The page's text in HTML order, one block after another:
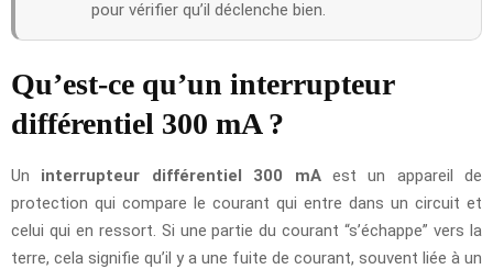
pour vérifier qu’il déclenche bien.
Qu’est-ce qu’un interrupteur
différentiel 300 mA ?
Un interrupteur différentiel 300 mAest un appareil de
protection qui compare le courant qui entre dans un circuit et
celui qui en ressort. Si une partie du courant “s’échappe” vers la
terre, cela signifie qu’il y a une fuite de courant, souvent liée à un